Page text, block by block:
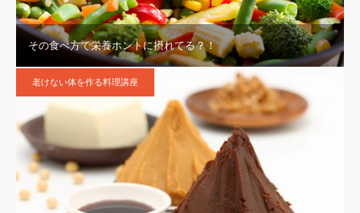
その食べ方で栄養ホントに摂れてる？！
老けない体を作る料理講座